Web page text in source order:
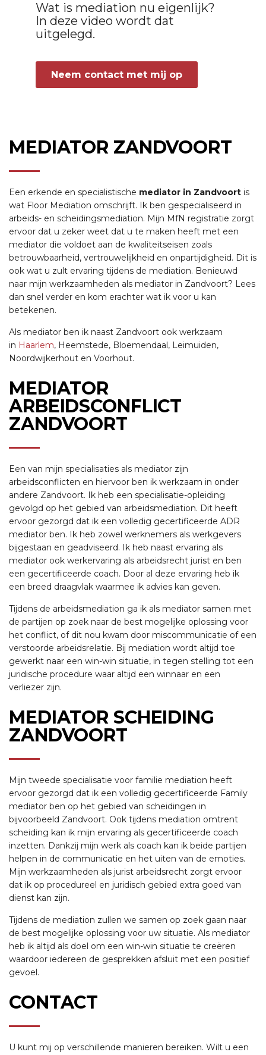
Wat is mediation nu eigenlijk?
In deze video wordt dat
uitgelegd.
Neem contact met mij op
MEDIATOR ZANDVOORT
Een erkende en specialistische mediator in Zandvoort is
wat Floor Mediation omschrijft. Ik ben gespecialiseerd in
arbeids- en scheidingsmediation. Mijn MfN registratie zorgt
ervoor dat u zeker weet dat u te maken heeft met een
mediator die voldoet aan de kwaliteitseisen zoals
betrouwbaarheid, vertrouwelijkheid en onpartijdigheid. Dit is
ook wat u zult ervaring tijdens de mediation. Benieuwd
naar mijn werkzaamheden als mediator in Zandvoort? Lees
dan snel verder en kom erachter wat ik voor u kan
betekenen.
Als mediator ben ik naast Zandvoort ook werkzaam
in Haarlem, Heemstede, Bloemendaal, Leimuiden,
Noordwijkerhout en Voorhout.
MEDIATOR
ARBEIDSCONFLICT
ZANDVOORT
Een van mijn specialisaties als mediator zijn
arbeidsconflicten en hiervoor ben ik werkzaam in onder
andere Zandvoort. Ik heb een specialisatie-opleiding
gevolgd op het gebied van arbeidsmediation. Dit heeft
ervoor gezorgd dat ik een volledig gecertificeerde ADR
mediator ben. Ik heb zowel werknemers als werkgevers
bijgestaan en geadviseerd. Ik heb naast ervaring als
mediator ook werkervaring als arbeidsrecht jurist en ben
een gecertificeerde coach. Door al deze ervaring heb ik
een breed draagvlak waarmee ik advies kan geven.
Tijdens de arbeidsmediation ga ik als mediator samen met
de partijen op zoek naar de best mogelijke oplossing voor
het conflict, of dit nou kwam door miscommunicatie of een
verstoorde arbeidsrelatie. Bij mediation wordt altijd toe
gewerkt naar een win-win situatie, in tegen stelling tot een
juridische procedure waar altijd een winnaar en een
verliezer zijn.
MEDIATOR SCHEIDING
ZANDVOORT
Mijn tweede specialisatie voor familie mediation heeft
ervoor gezorgd dat ik een volledig gecertificeerde Family
mediator ben op het gebied van scheidingen in
bijvoorbeeld Zandvoort. Ook tijdens mediation omtrent
scheiding kan ik mijn ervaring als gecertificeerde coach
inzetten. Dankzij mijn werk als coach kan ik beide partijen
helpen in de communicatie en het uiten van de emoties.
Mijn werkzaamheden als jurist arbeidsrecht zorgt ervoor
dat ik op procedureel en juridisch gebied extra goed van
dienst kan zijn.
Tijdens de mediation zullen we samen op zoek gaan naar
de best mogelijke oplossing voor uw situatie. Als mediator
heb ik altijd als doel om een win-win situatie te creëren
waardoor iedereen de gesprekken afsluit met een positief
gevoel.
CONTACT
U kunt mij op verschillende manieren bereiken. Wilt u een